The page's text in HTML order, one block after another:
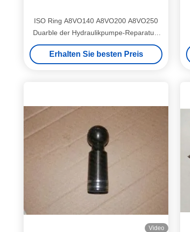
ISO Ring A8VO140 A8VO200 A8VO250
Duarble der Hydraulikpumpe-Reparatur-
Teil-28
Erhalten Sie besten Preis
Video